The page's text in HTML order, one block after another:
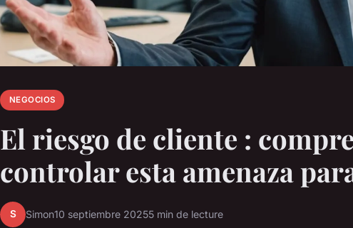
NEGOCIOS
El riesgo de cliente :
controlar esta amenaza
S Simon10 septiembre 20255 min de lecture